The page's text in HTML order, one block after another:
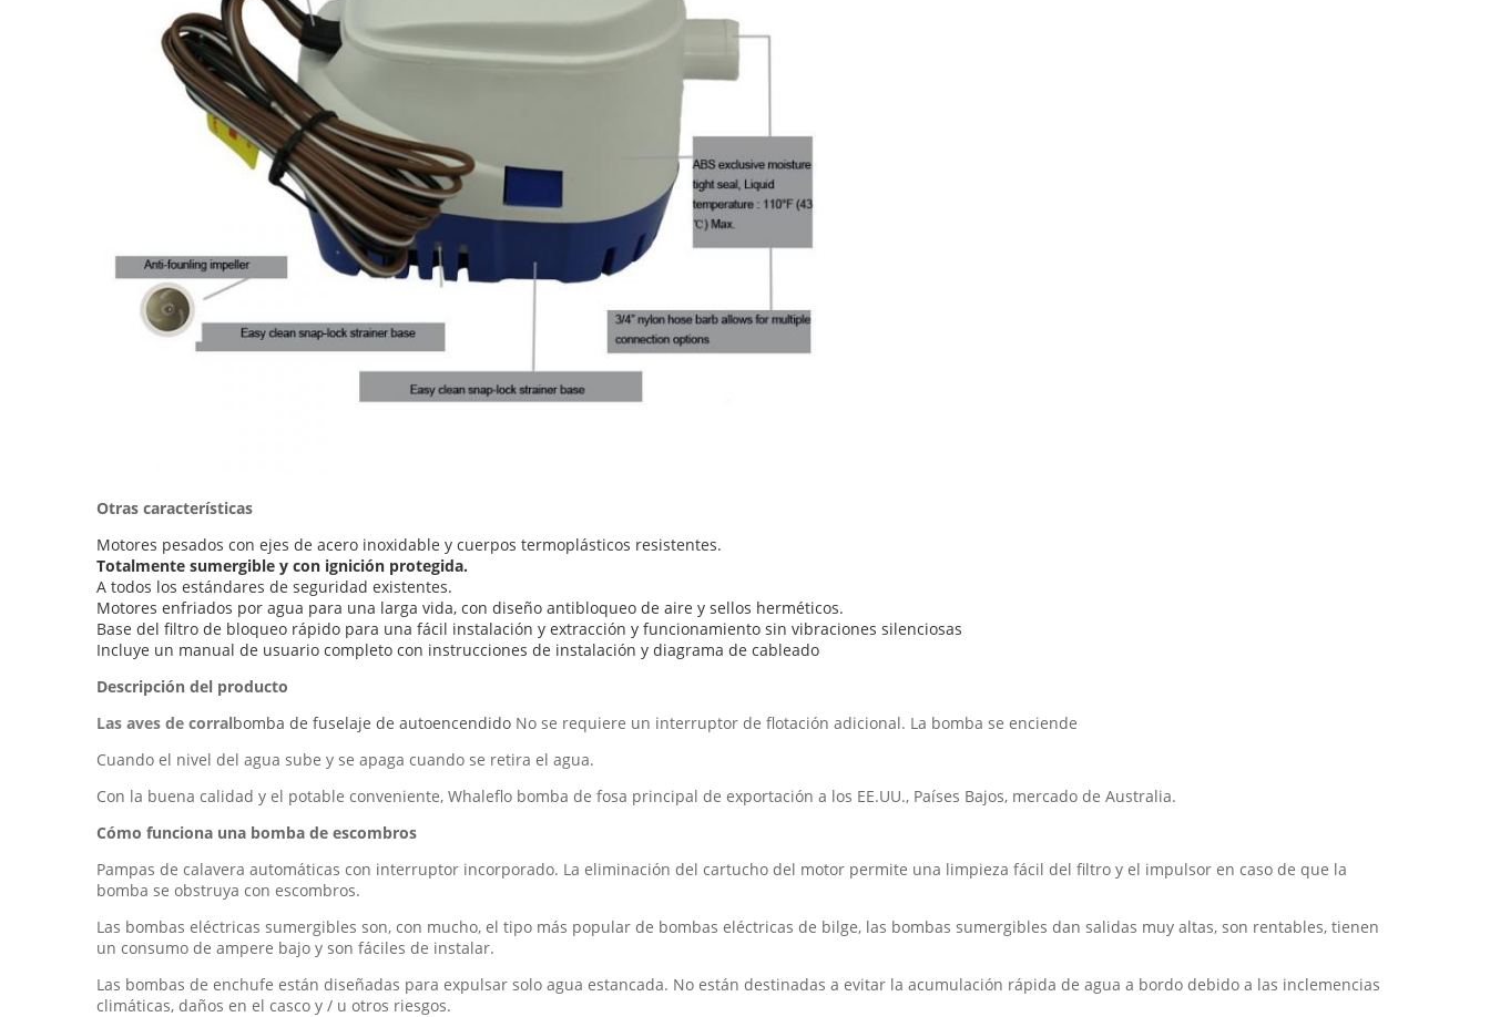
Otras características
Motores pesados con ejes de acero inoxidable y cuerpos termoplásticos resistentes.
Totalmente sumergible y con ignición protegida.
A todos los estándares de seguridad existentes.
Motores enfriados por agua para una larga vida, con diseño antibloqueo de aire y sellos herméticos.
Base del filtro de bloqueo rápido para una fácil instalación y extracción y funcionamiento sin vibraciones silenciosas
Incluye un manual de usuario completo con instrucciones de instalación y diagrama de cableado
Descripción del producto
Las aves de corralbomba de fuselaje de autoencendido No se requiere un interruptor de flotación adicional. La bomba se enciende
Cuando el nivel del agua sube y se apaga cuando se retira el agua.
Con la buena calidad y el potable conveniente, Whaleflo bomba de fosa principal de exportación a los EE.UU., Países Bajos, mercado de Australia.
Cómo funciona una bomba de escombros
Pampas de calavera automáticas con interruptor incorporado. La eliminación del cartucho del motor permite una limpieza fácil del filtro y el impulsor en caso de que la
bomba se obstruya con escombros.
Las bombas eléctricas sumergibles son, con mucho, el tipo más popular de bombas eléctricas de bilge, las bombas sumergibles dan salidas muy altas, son rentables, tienen
un consumo de ampere bajo y son fáciles de instalar.
Las bombas de enchufe están diseñadas para expulsar solo agua estancada. No están destinadas a evitar la acumulación rápida de agua a bordo debido a las inclemencias
climáticas, daños en el casco y / u otros riesgos.